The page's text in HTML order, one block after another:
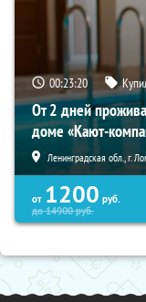
00:23:19
От 2 дней
доме «Кают-
Ленинградская обл., г.
от 1200 руб.
до14900руб.